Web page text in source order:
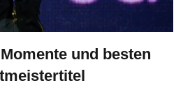
und besten